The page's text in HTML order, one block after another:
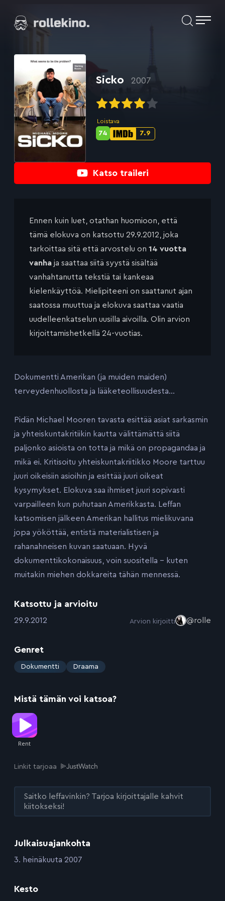
suoraan
sisältöön
Elokuvat ja elokuva-arviot | Rollekino.fi
Fiilistelyä
jälkeen.
Katso traileri
Sicko 2007
Loistava
IMDb-
7.9
Metascore-
74
Julkaisuajankohta
:3. heinäkuuta 2007
Kesto
Ennen kuin luet, otathan huomioon, että
tämä elokuva on katsottu 29.9.2012, joka
tarkoittaa sitä että arvostelu on 14 vuotta
vanha ja saattaa siitä syystä sisältää
vanhahtanutta tekstiä tai kankeaa
kielenkäyttöä. Mielipiteeni on saattanut ajan
saatossa muuttua ja elokuva saattaa vaatia
uudelleenkatselun uusilla aivoilla. Olin arvion
kirjoittamishetkellä 24-vuotias.
Dokumentti Amerikan (ja muiden maiden)
terveydenhuollosta ja lääketeollisuudesta…
Pidän Michael Mooren tavasta esittää asiat sarkasmin
ja yhteiskuntakritiikin kautta välittämättä siitä
paljonko asioista on totta ja mikä on propagandaa ja
mikä ei. Kritisoitu yhteiskuntakriitikko Moore tarttuu
juuri oikeisiin asioihin ja esittää juuri oikeat
kysymykset. Elokuva saa ihmiset juuri sopivasti
varpailleen kun puhutaan Amerikkasta. Leffan
katsomisen jälkeen Amerikan hallitus mielikuvana
jopa yököttää, entistä materialistisen ja
rahanahneisen kuvan saatuaan. Hyvä
dokumenttikokonaisuus, voin suositella – kuten
muitakin miehen dokkareita tähän mennessä.
Katsottu ja arvioitu
:29.9.2012 Arvion kirjoitti @rolle
Genret
: Dokumentti Draama
Mistä tämän voi katsoa?
Linkit tarjoaa
Saitko leffavinkin? Tarjoa kirjoittajalle kahvit
kiitokseksi!